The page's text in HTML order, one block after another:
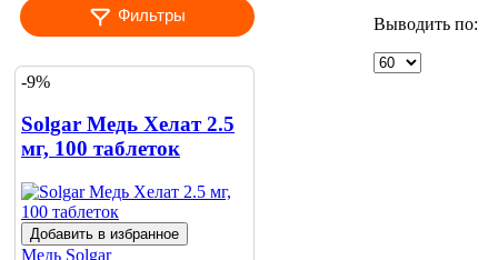
Фильтры
Выводить по:
-9%
Solgar Медь Хелат 2.5
мг, 100 таблеток
Добавить в избранное
Медь Solgar